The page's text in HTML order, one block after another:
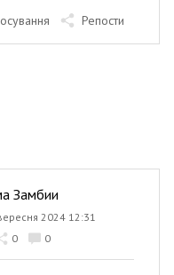
Репости
Замбии
2024 12:31
0 0